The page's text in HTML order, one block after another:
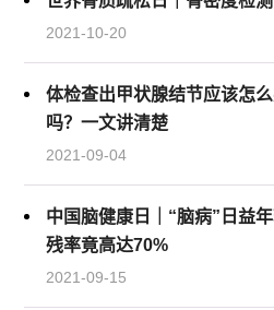
2021-10-20
体检查出甲状腺结节应该怎
吗？一文讲清楚
2021-09-04
中国脑健康日｜“脑病”日益
残率竟高达70%
2021-09-15